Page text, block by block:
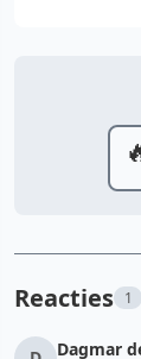
Reacties 1
Dagmar